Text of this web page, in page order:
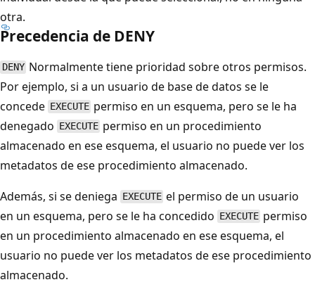
otra.
Precedencia de DENY
DENY Normalmente tiene prioridad sobre otros permisos.
Por ejemplo, si a un usuario de base de datos se le
concede EXECUTE permiso en un esquema, pero se le ha
denegado EXECUTE permiso en un procedimiento
almacenado en ese esquema, el usuario no puede ver los
metadatos de ese procedimiento almacenado.
Además, si se deniega EXECUTE el permiso de un usuario
en un esquema, pero se le ha concedido EXECUTE permiso
en un procedimiento almacenado en ese esquema, el
usuario no puede ver los metadatos de ese procedimiento
almacenado.